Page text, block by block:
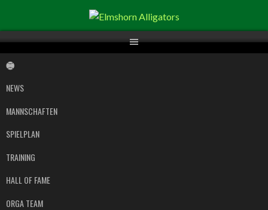
Inhalt
NEWS
MANNSCHAFTEN
SPIELPLAN
TRAINING
HALL OF FAME
ORGA TEAM